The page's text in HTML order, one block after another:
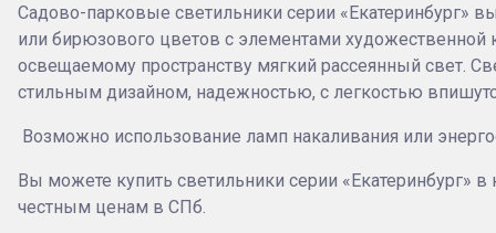
Садово-парковые светильники серии «Екатеринбург»
или бирюзового цветов с элементами художественной
освещаемому пространству мягкий рассеянный свет.
стильным дизайном, надежностью, с легкостью
Возможно использование ламп накаливания или
Вы можете купить светильники серии «Екатеринбург»
честным ценам в СПб.